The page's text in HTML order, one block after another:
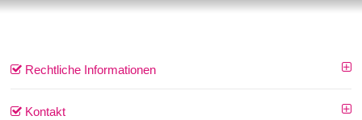
Rechtliche Informationen
Kontakt